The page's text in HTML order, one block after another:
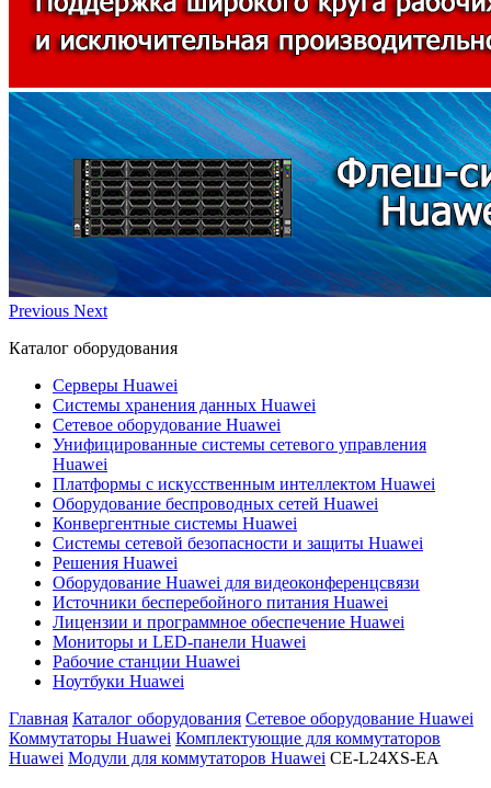
Previous Next
Каталог оборудования
Серверы Huawei
Системы хранения данных Huawei
Сетевое оборудование Huawei
Унифицированные системы сетевого управления
Huawei
Платформы с искусственным интеллектом Huawei
Оборудование беспроводных сетей Huawei
Конвергентные системы Huawei
Системы сетевой безопасности и защиты Huawei
Решения Huawei
Оборудование Huawei для видеоконференцсвязи
Источники бесперебойного питания Huawei
Лицензии и программное обеспечение Huawei
Мониторы и LED-панели Huawei
Рабочие станции Huawei
Ноутбуки Huawei
Главная Каталог оборудования Сетевое оборудование Huawei
Коммутаторы Huawei Комплектующие для коммутаторов
Huawei Модули для коммутаторов Huawei CE-L24XS-EA